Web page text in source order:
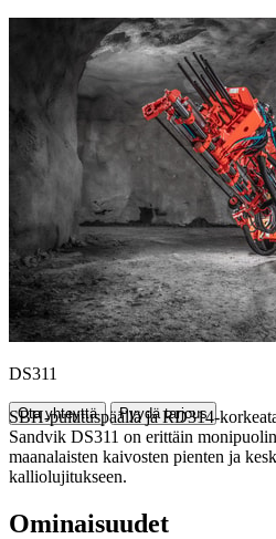
DS311
Ota yhteyttä Pyydä tarjous
SBH-pultituspäällä ja RD314-
Sandvik DS311 on erittäin
maanalaisten kaivosten pienten ja
kalliolujitukseen.
Ominaisuudet